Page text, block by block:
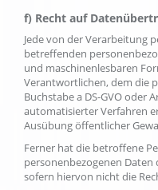
f) Recht auf
Jede von der Verarbeitung
betreffenden
und maschinenlesbaren
Verantwortlichen, dem die
Buchstabe a DS-GVO oder
automatisierter Verfahren
Ausübung öffentlicher
Ferner hat die betroffene
personenbezogenen
sofern hiervon nicht die